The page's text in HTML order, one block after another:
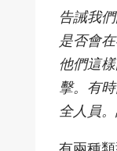
告誡我
是否會
他們這
擊。有
全人員。